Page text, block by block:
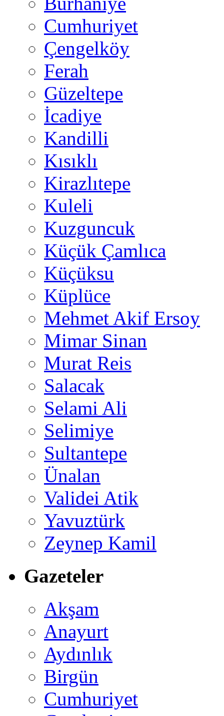
Cumhuriyet
Çengelköy
Ferah
Güzeltepe
İcadiye
Kandilli
Kısıklı
Kirazlıtepe
Kuleli
Kuzguncuk
Küçük Çamlıca
Küçüksu
Küplüce
Mehmet Akif Ersoy
Mimar Sinan
Murat Reis
Salacak
Selami Ali
Selimiye
Sultantepe
Ünalan
Validei Atik
Yavuztürk
Zeynep Kamil
Gazeteler
Akşam
Anayurt
Aydınlık
Birgün
Cumhuriyet